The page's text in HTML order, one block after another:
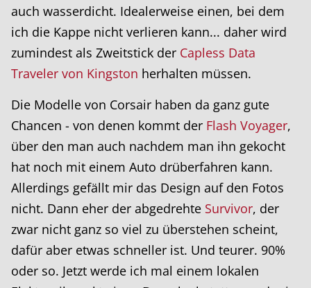
auch wasserdicht. Idealerweise einen, bei dem
ich die Kappe nicht verlieren kann... daher wird
zumindest als Zweitstick der Capless Data
Traveler von Kingston herhalten müssen.
Die Modelle von Corsair haben da ganz gute
Chancen - von denen kommt der Flash Voyager,
über den man auch nachdem man ihn gekocht
hat noch mit einem Auto drüberfahren kann.
Allerdings gefällt mir das Design auf den Fotos
nicht. Dann eher der abgedrehte Survivor, der
zwar nicht ganz so viel zu überstehen scheint,
dafür aber etwas schneller ist. Und teurer. 90%
oder so. Jetzt werde ich mal einem lokalen